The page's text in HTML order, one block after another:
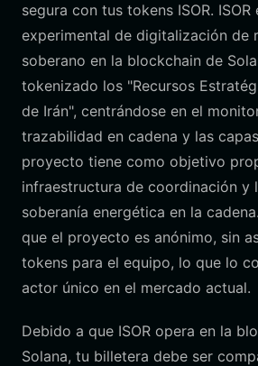
segura con tus tokens ISOR.
experimental de digitalización de
soberano en la blockchain de
tokenizado los "Recursos
de Irán", centrándose en el
trazabilidad en cadena y las
proyecto tiene como objetivo
infraestructura de coordinación y
soberanía energética en la
que el proyecto es anónimo, sin
tokens para el equipo, lo que lo
actor único en el mercado actual.
Debido a que ISOR opera en la
Solana, tu billetera debe ser